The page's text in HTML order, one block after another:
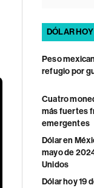
DÓLAR
Peso
refugio por
Cuatro
más fuertes
emergentes
Dólar en
mayo de
Unidos
Dólar hoy 19